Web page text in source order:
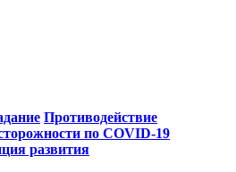
Противодействие
по COVID‑19
развития